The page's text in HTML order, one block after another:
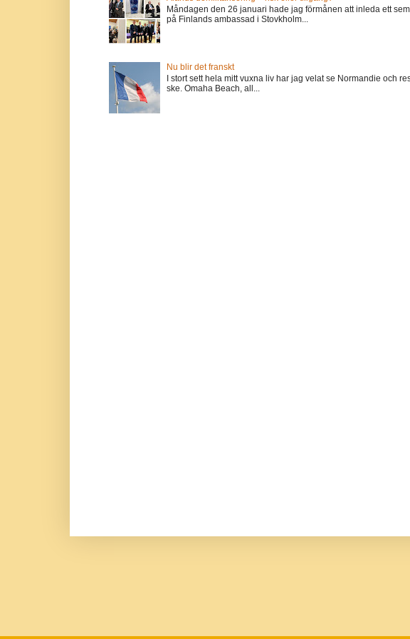
Måndagen den 26 januari hade jag förmånen att inleda ett
på Finlands ambassad i Stovkholm...
Nu blir det franskt
I stort sett hela mitt vuxna liv har jag velat se Normandie och
ske. Omaha Beach, all...